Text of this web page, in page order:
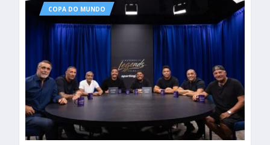
COPA DO MUNDO